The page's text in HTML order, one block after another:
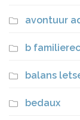
avontuur
b
balans
bedaux